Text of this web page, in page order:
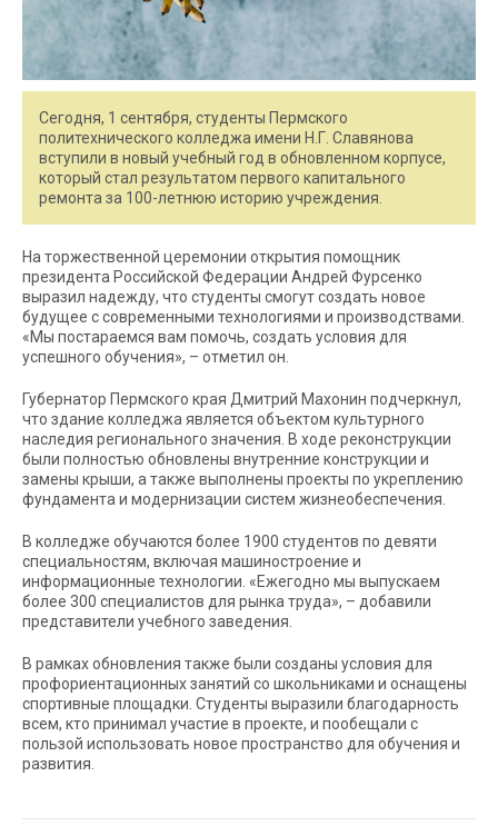
Сегодня, 1 сентября, студенты Пермского
политехнического колледжа имени Н.Г. Славянова
вступили в новый учебный год в обновленном корпусе,
который стал результатом первого капитального
ремонта за 100-летнюю историю учреждения.
На торжественной церемонии открытия помощник
президента Российской Федерации Андрей Фурсенко
выразил надежду, что студенты смогут создать новое
будущее с современными технологиями и производствами.
«Мы постараемся вам помочь, создать условия для
успешного обучения», – отметил он.
Губернатор Пермского края Дмитрий Махонин подчеркнул,
что здание колледжа является объектом культурного
наследия регионального значения. В ходе реконструкции
были полностью обновлены внутренние конструкции и
замены крыши, а также выполнены проекты по укреплению
фундамента и модернизации систем жизнеобеспечения.
В колледже обучаются более 1900 студентов по девяти
специальностям, включая машиностроение и
информационные технологии. «Ежегодно мы выпускаем
более 300 специалистов для рынка труда», – добавили
представители учебного заведения.
В рамках обновления также были созданы условия для
профориентационных занятий со школьниками и оснащены
спортивные площадки. Студенты выразили благодарность
всем, кто принимал участие в проекте, и пообещали с
пользой использовать новое пространство для обучения и
развития.